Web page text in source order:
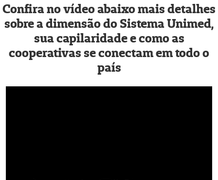
Confira no vídeo abaixo mais detalhes
sobre a dimensão do Sistema Unimed,
sua capilaridade e como as
cooperativas se conectam em todo o
país